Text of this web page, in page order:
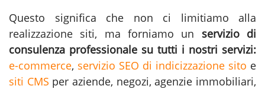
Questo significa che non ci limitiamo alla
realizzazione siti, ma forniamo un servizio di
consulenza professionale su tutti i nostri servizi:
e-commerce, servizio SEO di indicizzazione sito e
siti CMS per aziende, negozi, agenzie immobiliari,